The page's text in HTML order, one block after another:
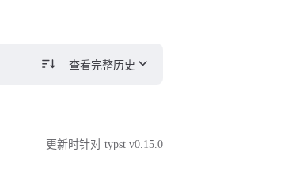
查看完整历史
更新时针对 typst v0.15.0